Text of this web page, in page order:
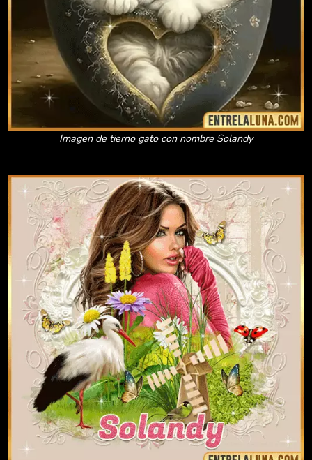
Imagen de tierno gato con nombre Solandy